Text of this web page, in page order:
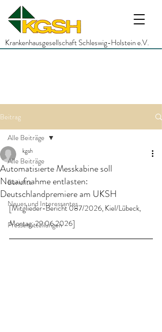
Krankenhausgesellschaft Schleswig-Holstein e.V.
Beitrag
Alle Beiträge
Berichte
Neues und Interessantes
Pressemitteilungen
Alle Beiträge
Automatisierte Messkabine soll
Notaufnahme entlasten:
Deutschlandpremiere am UKSH
kgsh
[Mitglieder-Bericht 087/2026, Kiel/Lübeck,
Montag, 29.06.2026]